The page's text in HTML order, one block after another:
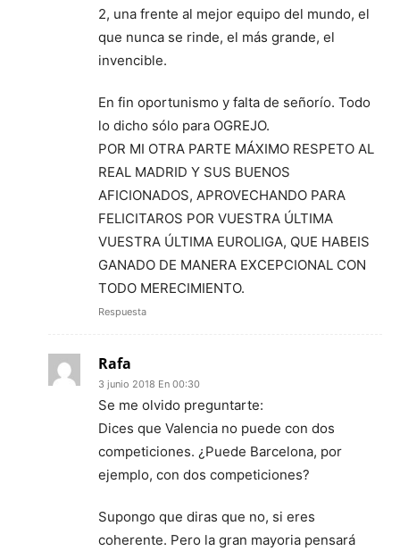
2, una frente al mejor equipo del mundo, el
que nunca se rinde, el más grande, el
invencible.
En fin oportunismo y falta de señorío. Todo
lo dicho sólo para OGREJO.
POR MI OTRA PARTE MÁXIMO RESPETO AL
REAL MADRID Y SUS BUENOS
AFICIONADOS, APROVECHANDO PARA
FELICITAROS POR VUESTRA ÚLTIMA
VUESTRA ÚLTIMA EUROLIGA, QUE HABEIS
GANADO DE MANERA EXCEPCIONAL CON
TODO MERECIMIENTO.
Respuesta
Rafa
3 junio 2018 En 00:30
Se me olvido preguntarte:
Dices que Valencia no puede con dos
competiciones. ¿Puede Barcelona, por
ejemplo, con dos competiciones?
Supongo que diras que no, si eres
coherente. Pero la gran mayoria pensará